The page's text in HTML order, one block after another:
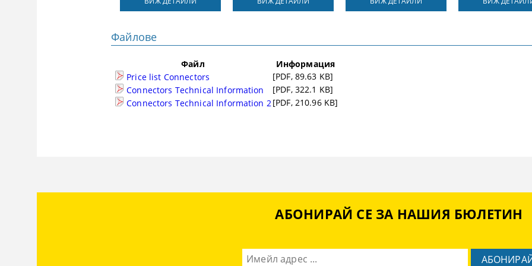
Файлове
Файл
Информация
Price list Connectors
[PDF, 89.63 KB]
Connectors Technical Information
[PDF, 322.1 KB]
Connectors Technical Information 2[PDF, 210.96 KB]
АБОНИРАЙ СЕ ЗА НАШИЯ БЮЛЕТИН